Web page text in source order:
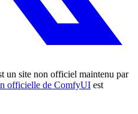
un site non officiel maintenu par
officielle de ComfyUI est